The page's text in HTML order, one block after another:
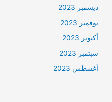
ديسمبر 2023
نوفمبر 2023
أكتوبر 2023
سبتمبر 2023
أغسطس 2023